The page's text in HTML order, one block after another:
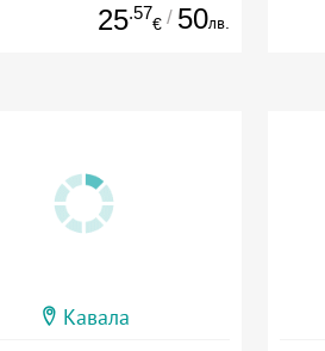
25.57
€ / 50лв.
Кавала